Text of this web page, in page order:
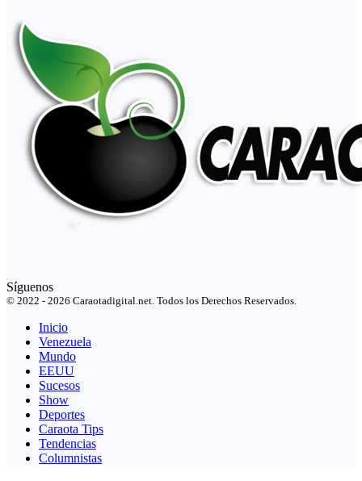
Síguenos
© 2022 - 2026 Caraotadigital.net. Todos los Derechos Reservados.
Inicio
Venezuela
Mundo
EEUU
Sucesos
Show
Deportes
Caraota Tips
Tendencias
Columnistas